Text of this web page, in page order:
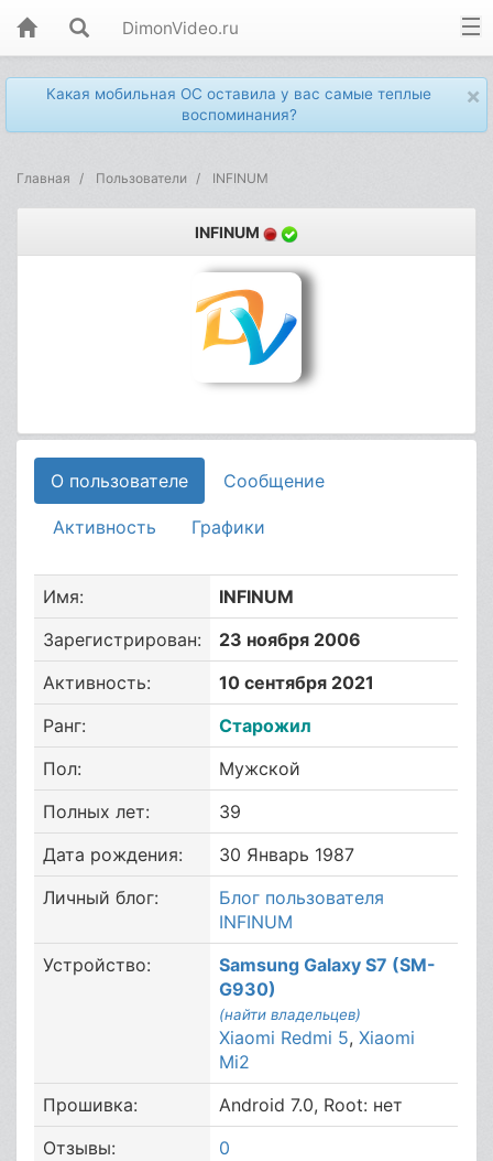
DimonVideo.ru
×
Какая мобильная ОС оставила у вас самые теплые
воспоминания?
Главная Пользователи INFINUM
INFINUM
О пользователе Сообщение
Активность Графики
Имя:
INFINUM
Зарегистрирован:
23 ноября 2006
Активность:
10 сентября 2021
Ранг:
Старожил
Пол:
Мужской
Полных лет:
39
Дата рождения:
30 Январь 1987
Личный блог:
Блог пользователя
INFINUM
Устройство:
Samsung Galaxy S7 (SM-
G930)
(найти владельцев)
Xiaomi Redmi 5,Xiaomi
Mi2
Прошивка:
Android 7.0, Root: нет
Отзывы:
0